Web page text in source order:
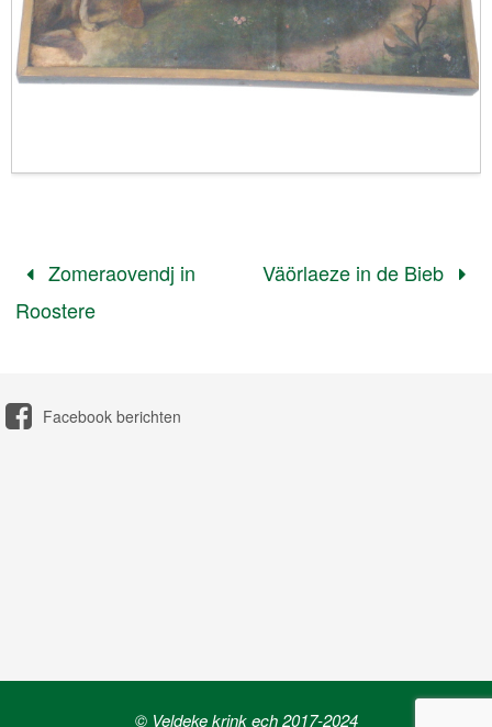
Zomeraovendj in
Roostere
Väörlaeze in de Bieb
Facebook berichten
© Veldeke krink ech 2017-2024